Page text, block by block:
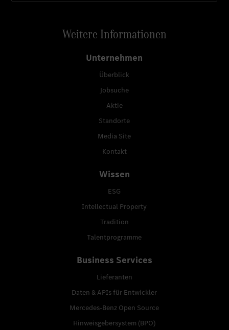
Weitere Informationen
Unternehmen
Überblick
Jobsuche
Aktie
Standorte
Media Site
Kontakt
Wissen
ESG
Intellectual Property
Tradition
Talentprogramme
Business Services
Lieferanten
Daten & APIs für Entwickler
Mercedes-Benz Open Source
Hinweisgebersystem (BPO)